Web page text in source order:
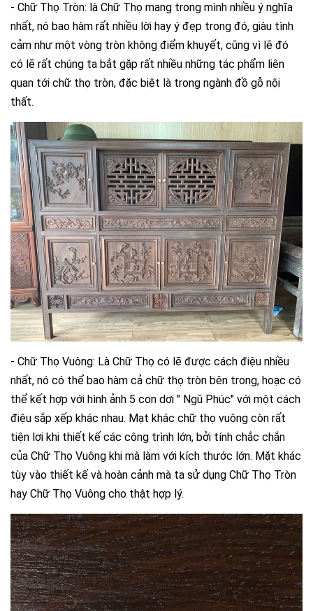
- Chữ Thọ Tròn: là Chữ Thọ mang trong mình nhiều ý nghĩa
nhất, nó bao hàm rất nhiều lời hay ý đẹp trong đó, giàu tình
cảm như một vòng tròn không điểm khuyết, cũng vì lẽ đó
có lẽ rất chúng ta bắt gặp rất nhiều những tác phẩm liên
quan tới chữ thọ tròn, đặc biệt là trong ngành đồ gỗ nội
thất.
- Chữ Thọ Vuông: Là Chữ Thọ có lẽ được cách điệu nhiều
nhất, nó có thể bao hàm cả chữ thọ tròn bên trong, hoạc có
thể kết hợp với hình ảnh 5 con dơi " Ngũ Phúc" với một cách
điệu sắp xếp khác nhau. Mạt khác chữ thọ vuông còn rất
tiện lợi khi thiết kế các công trình lớn, bởi tính chắc chắn
của Chữ Thọ Vuông khi mà làm với kích thước lớn. Mặt khác
tùy vào thiết kế và hoàn cảnh mà ta sử dụng Chữ Thọ Tròn
hay Chữ Thọ Vuông cho thật hợp lý.